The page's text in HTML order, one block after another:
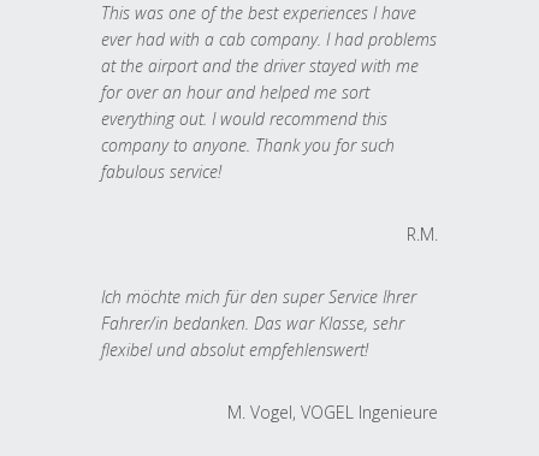
This was one of the best experiences I have
ever had with a cab company. I had problems
at the airport and the driver stayed with me
for over an hour and helped me sort
everything out. I would recommend this
company to anyone. Thank you for such
fabulous service!
R.M.
Ich möchte mich für den super Service Ihrer
Fahrer/in bedanken. Das war Klasse, sehr
flexibel und absolut empfehlenswert!
M. Vogel, VOGEL Ingenieure